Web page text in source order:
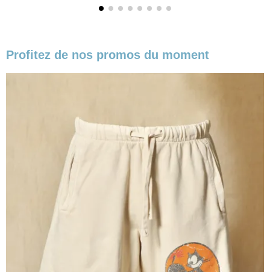
Profitez de nos promos du moment